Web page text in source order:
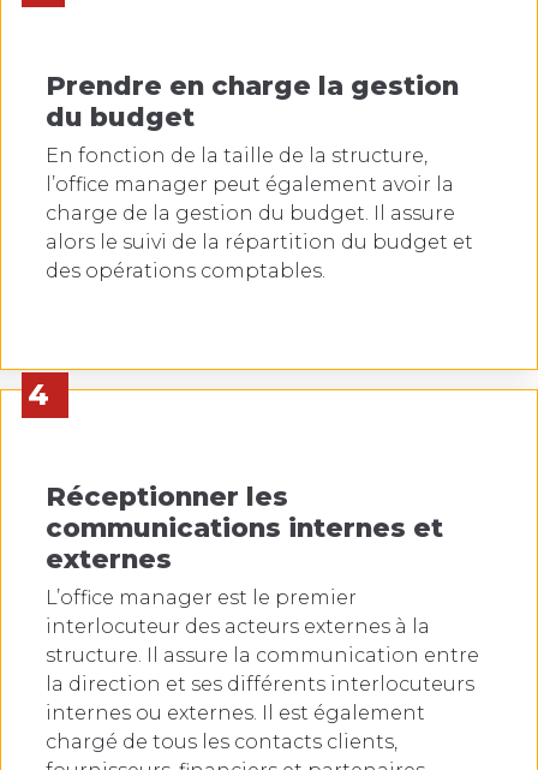
Prendre en charge la gestion
du budget
En fonction de la taille de la structure,
l’office manager peut également avoir la
charge de la gestion du budget. Il assure
alors le suivi de la répartition du budget et
des opérations comptables.
4
Réceptionner les
communications internes et
externes
L’office manager est le premier
interlocuteur des acteurs externes à la
structure. Il assure la communication entre
la direction et ses différents interlocuteurs
internes ou externes. Il est également
chargé de tous les contacts clients,